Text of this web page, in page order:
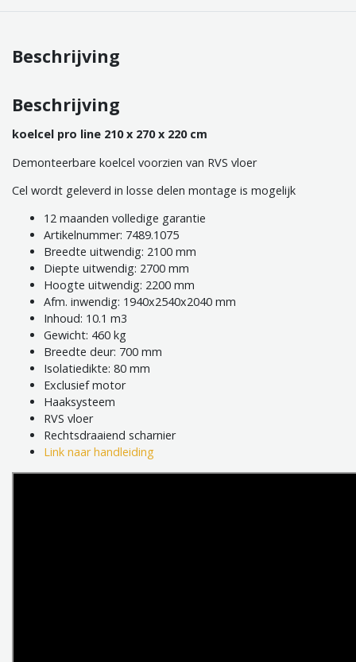
Beschrijving
Beschrijving
koelcel pro line 210x 270 x 220 cm
Demonteerbare koelcel voorzien van RVS vloer
Cel wordt geleverd in losse delen montage is mogelijk
12 maanden volledige garantie
Artikelnummer: 7489.1075
Breedte uitwendig: 2100 mm
Diepte uitwendig: 2700 mm
Hoogte uitwendig: 2200 mm
Afm. inwendig: 1940x2540x2040 mm
Inhoud: 10.1 m3
Gewicht: 460 kg
Breedte deur: 700 mm
Isolatiedikte: 80 mm
Exclusief motor
Haaksysteem
RVS vloer
Rechtsdraaiend scharnier
Link naar handleiding